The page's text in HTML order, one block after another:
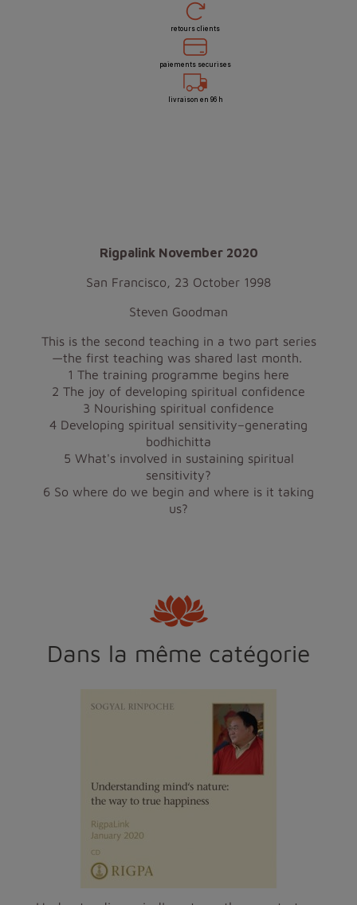
retours clients
paiements securises
livraison en 96 h
Rigpalink November 2020
San Francisco, 23 October 1998
Steven Goodman
This is the second teaching in a two part series
—the first teaching was shared last month.
1 The training programme begins here
2 The joy of developing spiritual confidence
3 Nourishing spiritual confidence
4 Developing spiritual sensitivity–generating
bodhichitta
5 What's involved in sustaining spiritual
sensitivity?
6 So where do we begin and where is it taking
us?
Dans la même catégorie